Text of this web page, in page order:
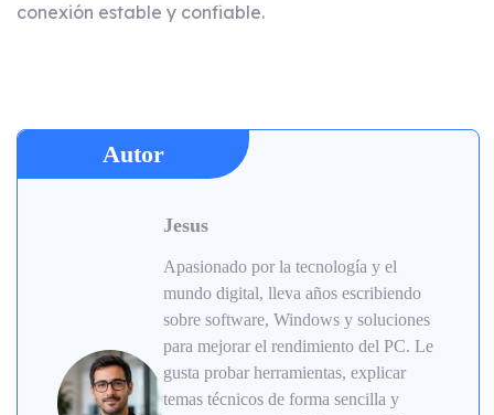
conexión estable y confiable.
Autor
Jesus
Apasionado por la tecnología y el
mundo digital, lleva años escribiendo
sobre software, Windows y soluciones
para mejorar el rendimiento del PC. Le
gusta probar herramientas, explicar
temas técnicos de forma sencilla y